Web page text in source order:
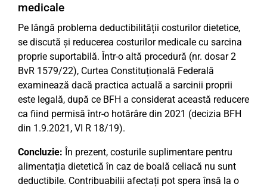
medicale
Pe lângă problema deductibilității costurilor dietetice,
se discută și reducerea costurilor medicale cu sarcina
proprie suportabilă. Într-o altă procedură (nr. dosar 2
BvR 1579/22), Curtea Constituțională Federală
examinează dacă practica actuală a sarcinii proprii
este legală, după ce BFH a considerat această reducere
ca fiind permisă într-o hotărâre din 2021 (decizia BFH
din 1.9.2021, VI R 18/19).
Concluzie: În prezent, costurile suplimentare pentru
alimentația dietetică în caz de boală celiacă nu sunt
deductibile. Contribuabilii afectați pot spera însă la o